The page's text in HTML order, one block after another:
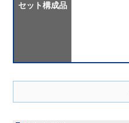
セット構成品